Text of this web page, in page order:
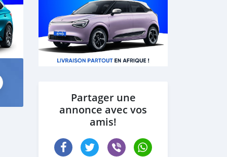
Partager une
annonce avec vos
amis!